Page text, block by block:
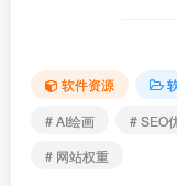
软件资源
# AI绘画
# SEO
# 网站权重